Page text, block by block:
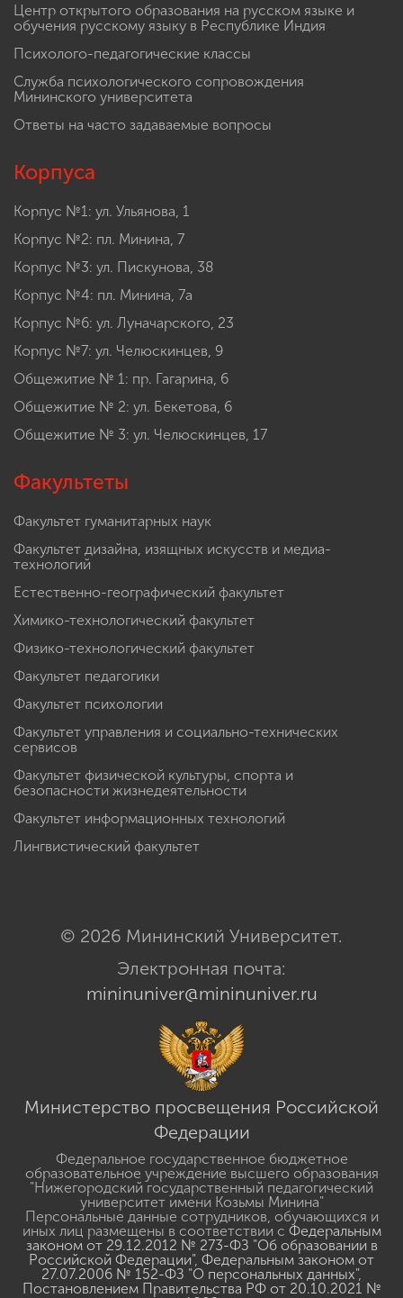
Центр открытого образования на русском языке и
обучения русскому языку в Республике Индия
Психолого-педагогические классы
Служба психологического сопровождения
Мининского университета
Ответы на часто задаваемые вопросы
Корпуса
Корпус №1: ул. Ульянова, 1
Корпус №2: пл. Минина, 7
Корпус №3: ул. Пискунова, 38
Корпус №4: пл. Минина, 7а
Корпус №6: ул. Луначарского, 23
Корпус №7: ул. Челюскинцев, 9
Общежитие № 1: пр. Гагарина, 6
Общежитие № 2: ул. Бекетова, 6
Общежитие № 3: ул. Челюскинцев, 17
Факультеты
Факультет гуманитарных наук
Факультет дизайна, изящных искусств и медиа-
технологий
Естественно-географический факультет
Химико-технологический факультет
Физико-технологический факультет
Факультет педагогики
Факультет психологии
Факультет управления и социально-технических
сервисов
Факультет физической культуры, спорта и
безопасности жизнедеятельности
Факультет информационных технологий
Лингвистический факультет
© 2026 Мининский Университет.
Электронная почта:
mininuniver@mininuniver.ru
Министерство просвещения Российской
Федерации
Федеральное государственное бюджетное
образовательное учреждение высшего образования
"Нижегородский государственный педагогический
университет имени Козьмы Минина"
Персональные данные сотрудников, обучающихся и
иных лиц размещены в соответствии с Федеральным
законом от 29.12.2012 № 273-ФЗ "Об образовании в
Российской Федерации", Федеральным законом от
27.07.2006 № 152-ФЗ "О персональных данных",
Постановлением Правительства РФ от 20.10.2021 №